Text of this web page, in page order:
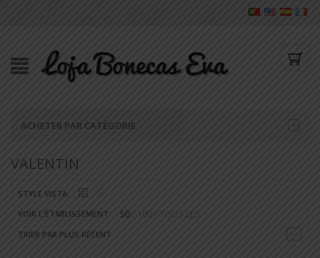
ACHETER PAR CATÉGORIE
VALENTIN
STYLE VISTA:
VOIR L'ÉTABLISSEMENT:
50 100 TOUS LES
TRIER PAR PLUS RÉCENT